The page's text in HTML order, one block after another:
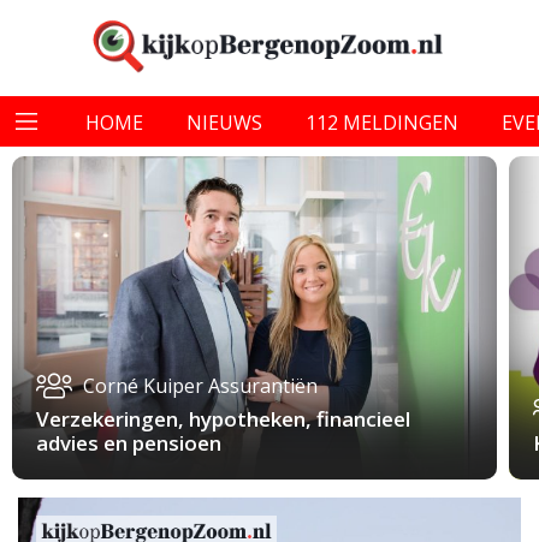
HOME NIEUWS 112 MELDINGEN
Corné Kuiper Assurantiën
Verzekeringen, hypotheken, financieel
advies en pensioen